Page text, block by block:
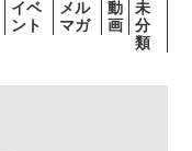
イベ
ント
メル
マガ
動
画
未
分
類